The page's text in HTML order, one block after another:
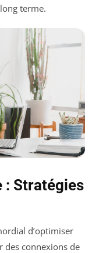
terme.
: Stratégies
d’optimiser
des connexions de